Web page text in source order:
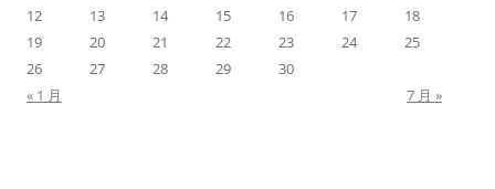
12
13 14 15 16 17
18
19
20 21 22 23 24
25
26
27 28 29
30
« 1 月
7 月 »